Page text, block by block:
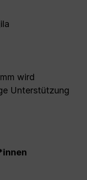
wird
Unterstützung